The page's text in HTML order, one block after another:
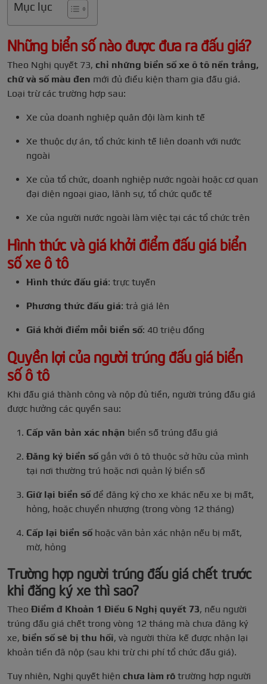
Mục lục
Những biển số nào được đưa ra đấu giá?
Theo Nghị quyết 73, chỉ những biển số xe ô tô nền trắng,
chữ và số màu đen mới đủ điều kiện tham gia đấu giá.
Loại trừ các trường hợp sau:
Xe của doanh nghiệp quân đội làm kinh tế
Xe thuộc dự án, tổ chức kinh tế liên doanh với nước
ngoài
Xe của tổ chức, doanh nghiệp nước ngoài hoặc cơ quan
đại diện ngoại giao, lãnh sự, tổ chức quốc tế
Xe của người nước ngoài làm việc tại các tổ chức trên
Hình thức và giá khởi điểm đấu giá biển
số xe ô tô
Hình thức đấu giá: trực tuyến
Phương thức đấu giá: trả giá lên
Giá khởi điểm mỗi biển số: 40 triệu đồng
Quyền lợi của người trúng đấu giá biển
số ô tô
Khi đấu giá thành công và nộp đủ tiền, người trúng đấu giá
được hưởng các quyền sau:
Cấp văn bản xác nhận biển số trúng đấu giá
Đăng ký biển số gắn với ô tô thuộc sở hữu của mình
tại nơi thường trú hoặc nơi quản lý biển số
Giữ lại biển số để đăng ký cho xe khác nếu xe bị mất,
hỏng, hoặc chuyển nhượng (trong vòng 12 tháng)
Cấp lại biển số hoặc văn bản xác nhận nếu bị mất,
mờ, hỏng
Trường hợp người trúng đấu giá chết trước
khi đăng ký xe thì sao?
Theo Điểm đ Khoản 1 Điều 6 Nghị quyết 73, nếu người
trúng đấu giá chết trong vòng 12 tháng mà chưa đăng ký
xe, biển số sẽ bị thu hồi, và người thừa kế được nhận lại
khoản tiền đã nộp (sau khi trừ chi phí tổ chức đấu giá).
Tuy nhiên, Nghị quyết hiện chưa làm rõ trường hợp người